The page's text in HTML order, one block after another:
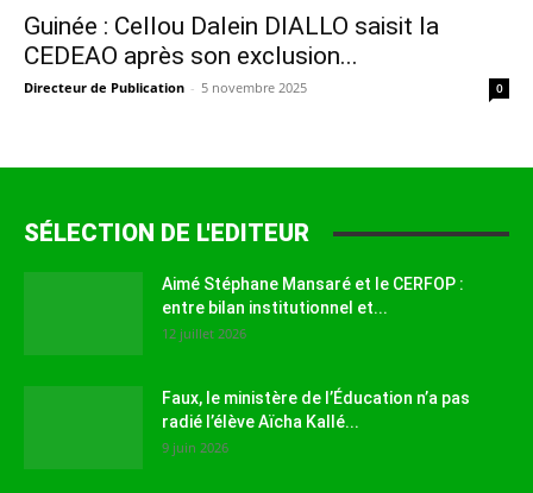
Guinée : Cellou Dalein DIALLO saisit la
CEDEAO après son exclusion...
Directeur de Publication - 5 novembre 2025 0
SÉLECTION DE L'EDITEUR
Aimé Stéphane Mansaré et le CERFOP :
entre bilan institutionnel et...
12 juillet 2026
Faux, le ministère de l’Éducation n’a pas
radié l’élève Aïcha Kallé...
9 juin 2026